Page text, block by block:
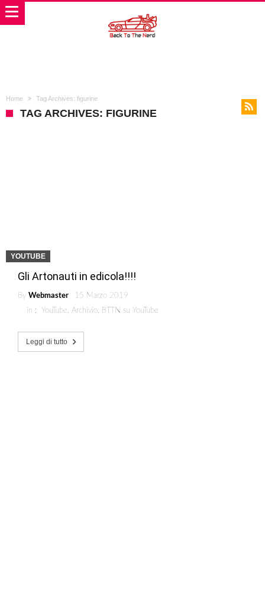
Home Tag Archives: figurine
TAG ARCHIVES: FIGURINE
YOUTUBE
Gli Artonauti in edicola!!!!
By Webmaster
15 Marzo 2019
in : YouTube, Archivio, BTTN su YouTube
Leggi di tutto